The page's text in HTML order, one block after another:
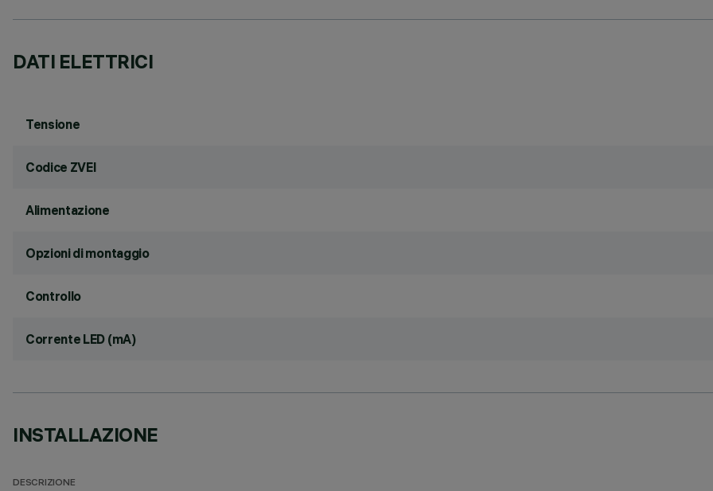
DATI ELETTRICI
Tensione
Codice ZVEI
Alimentazione
Opzioni di montaggio
Controllo
Corrente LED (mA)
INSTALLAZIONE
DESCRIZIONE